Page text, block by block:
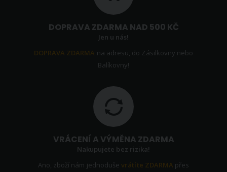
DOPRAVA ZDARMA NAD 500 KČ
Jen u nás!
DOPRAVA ZDARMA na adresu, do Zásilkovny nebo
Balíkovny!
VRÁCENÍ A VÝMĚNA ZDARMA
Nakupujete bez rizika!
Ano, zboží nám jednoduševrátíte ZDARMA přes